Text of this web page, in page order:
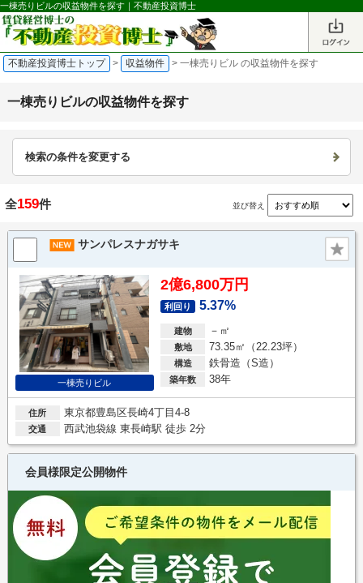
一棟売りビルの収益物件を探す｜不動産投資博士
不動産投資博士トップ > 収益物件 > 一棟売りビル の収益物件を探す
一棟売りビルの収益物件を探す
検索の条件を変更する
全159件 並び替え
サンパレスナガサキ
一棟売りビル
2億6,800万円
利回り 5.37%
建物 －㎡
敷地 73.35㎡（22.23坪）
構造 鉄骨造（S造）
築年数 38年
住所 東京都豊島区長崎4丁目4-8
交通 西武池袋線 東長崎駅 徒歩 2分
会員様限定公開物件